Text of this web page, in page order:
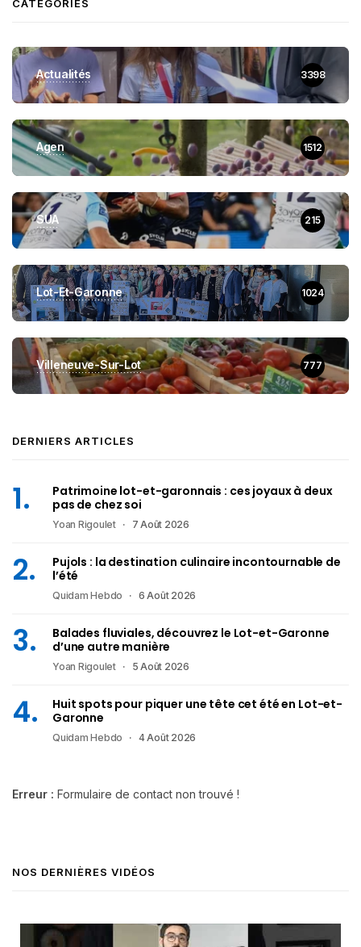
CATEGORIES
Actualités 3398
Agen 1512
SUA 215
Lot-Et-Garonne 1024
Villeneuve-Sur-Lot 777
DERNIERS ARTICLES
Patrimoine lot-et-garonnais : ces joyaux à deux
pas de chez soi
Yoan Rigoulet 7 Août 2026
Pujols : la destination culinaire incontournable de
l’été
Quidam Hebdo 6 Août 2026
Balades fluviales, découvrez le Lot-et-Garonne
d’une autre manière
Yoan Rigoulet 5 Août 2026
Huit spots pour piquer une tête cet été en Lot-et-
Garonne
Quidam Hebdo 4 Août 2026
Erreur : Formulaire de contact non trouvé !
NOS DERNIÈRES VIDÉOS